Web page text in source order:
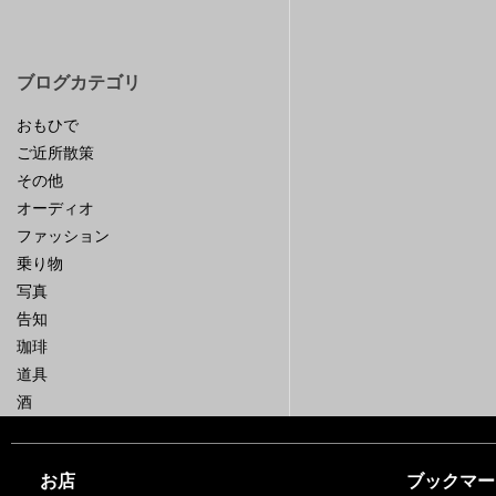
ブログカテゴリ
おもひで
ご近所散策
その他
オーディオ
ファッション
乗り物
写真
告知
珈琲
道具
酒
お店 ブックマ